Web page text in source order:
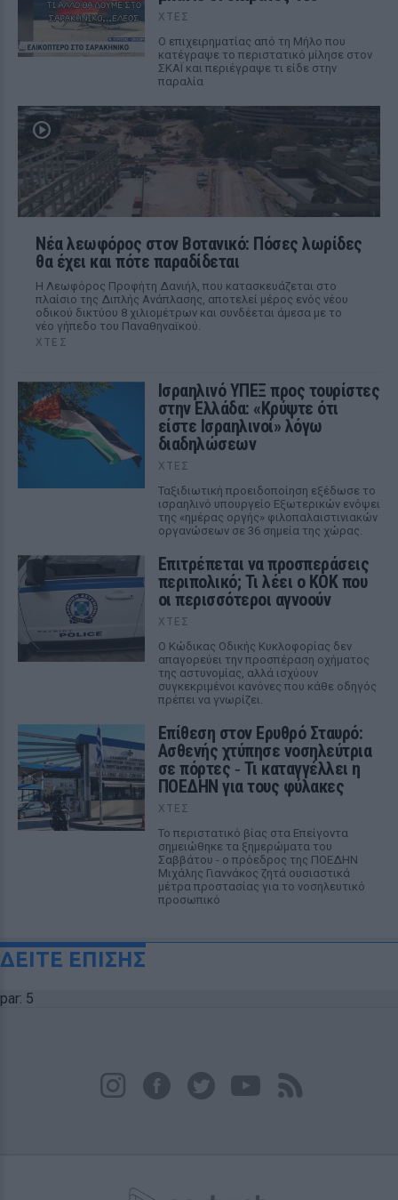
ΧΤΕΣ
Ο επιχειρηματίας από τη Μήλο που
κατέγραψε το περιστατικό μίλησε στον
ΣΚΑΪ και περιέγραψε τι είδε στην
παραλία
Νέα λεωφόρος στον Βοτανικό: Πόσες λωρίδες
θα έχει και πότε παραδίδεται
Η Λεωφόρος Προφήτη Δανιήλ, που κατασκευάζεται στο
πλαίσιο της Διπλής Ανάπλασης, αποτελεί μέρος ενός νέου
οδικού δικτύου 8 χιλιομέτρων και συνδέεται άμεσα με το
νέο γήπεδο του Παναθηναϊκού.
ΧΤΕΣ
Ισραηλινό ΥΠΕΞ προς τουρίστες
στην Ελλάδα: «Κρύψτε ότι
είστε Ισραηλινοί» λόγω
διαδηλώσεων
ΧΤΕΣ
Ταξιδιωτική προειδοποίηση εξέδωσε το
ισραηλινό υπουργείο Εξωτερικών ενόψει
της «ημέρας οργής» φιλοπαλαιστινιακών
οργανώσεων σε 36 σημεία της χώρας.
Επιτρέπεται να προσπεράσεις
περιπολικό; Τι λέει ο ΚΟΚ που
οι περισσότεροι αγνοούν
ΧΤΕΣ
Ο Κώδικας Οδικής Κυκλοφορίας δεν
απαγορεύει την προσπέραση οχήματος
της αστυνομίας, αλλά ισχύουν
συγκεκριμένοι κανόνες που κάθε οδηγός
πρέπει να γνωρίζει.
Επίθεση στον Ερυθρό Σταυρό:
Ασθενής χτύπησε νοσηλεύτρια
σε πόρτες ‑ Τι καταγγέλλει η
ΠΟΕΔΗΝ για τους φύλακες
ΧΤΕΣ
Το περιστατικό βίας στα Επείγοντα
σημειώθηκε τα ξημερώματα του
Σαββάτου - ο πρόεδρος της ΠΟΕΔΗΝ
Μιχάλης Γιαννάκος ζητά ουσιαστικά
μέτρα προστασίας για το νοσηλευτικό
προσωπικό
ΔΕΙΤΕ ΕΠΙΣΗΣ
par: 5